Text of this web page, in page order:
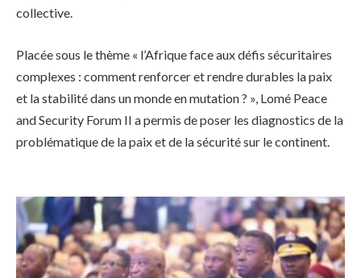
collective.
Placée sous le thème « l’Afrique face aux défis sécuritaires
complexes : comment renforcer et rendre durables la paix
et la stabilité dans un monde en mutation ? », Lomé Peace
and Security Forum II a permis de poser les diagnostics de la
problématique de la paix et de la sécurité sur le continent.